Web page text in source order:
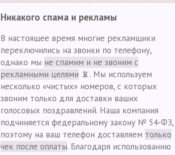
Никакого спама и рекламы
В настоящее время многие рекламщики
переключились на звонки по телефону,
однако мы не спамим и не звоним с
рекламными целями 📵. Мы используем
несколько «чистых» номеров, с которых
звоним только для доставки ваших
голосовых поздравлений. Наша компания
подчиняется федеральному закону № 54-ФЗ,
поэтому на ваш телефон доставляем только
чек после оплаты. Благодаря использованию